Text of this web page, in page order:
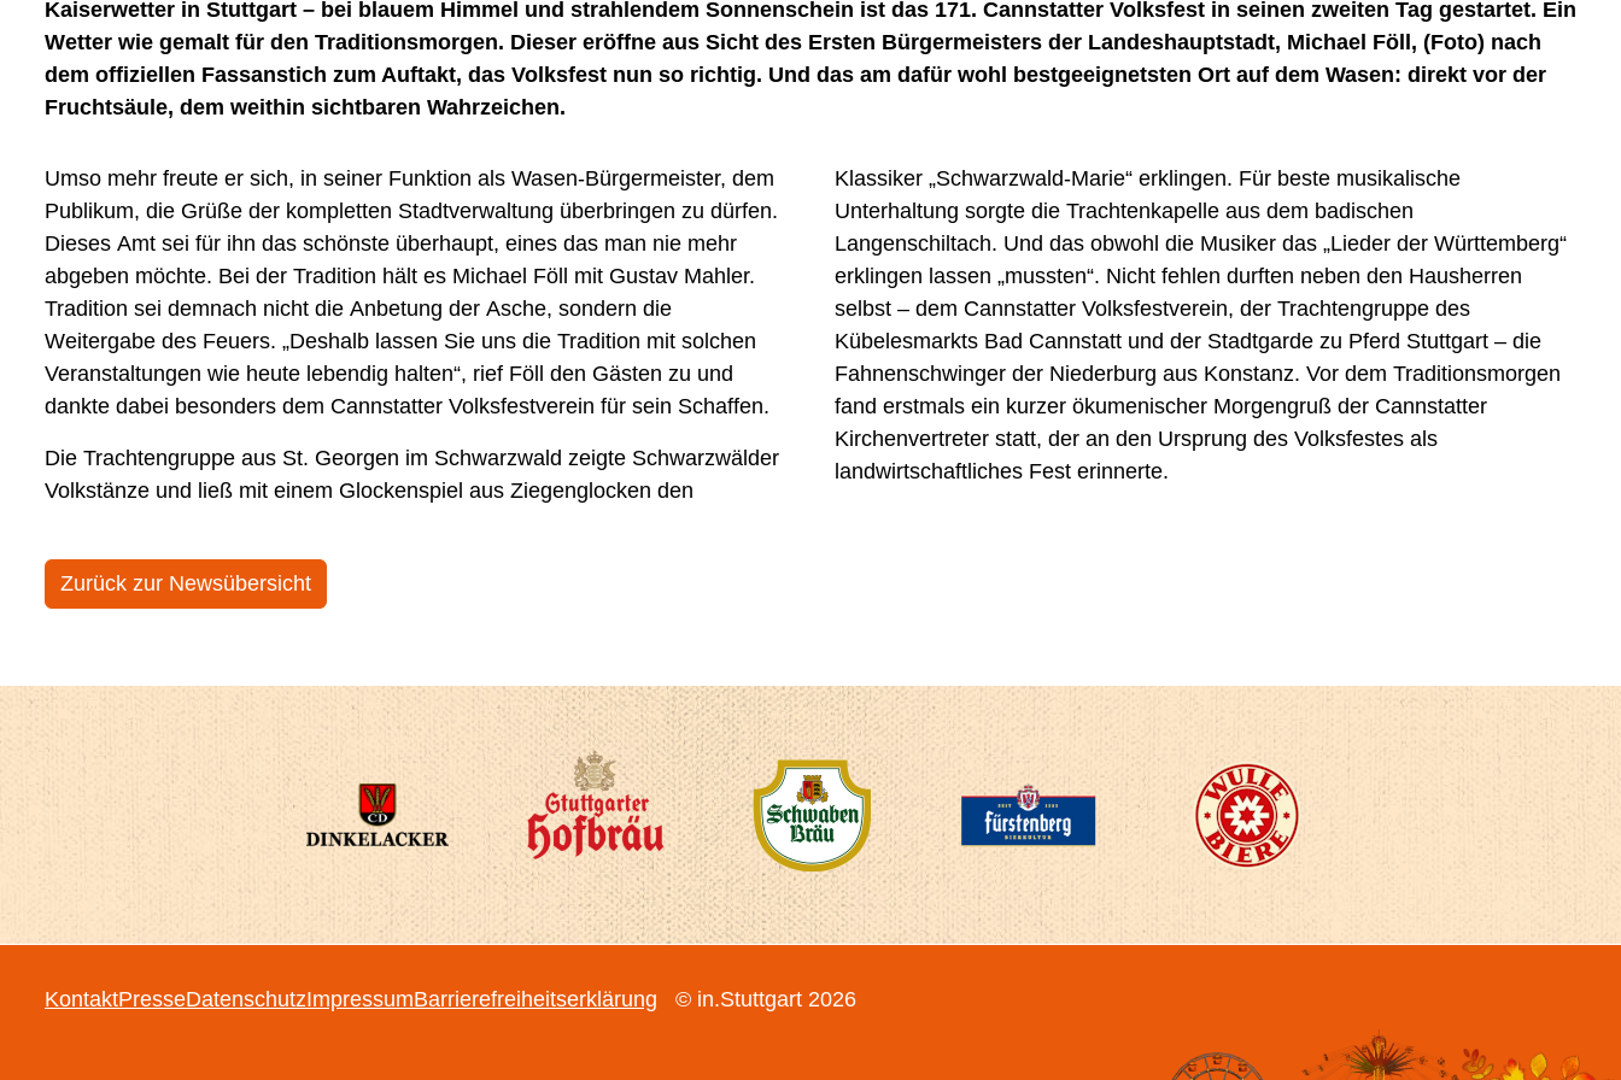
Kaiserwetter in Stuttgart – bei blauem Himmel und strahlendem Sonnenschein ist das 171. Cannstatter Volksfest in seinen zweiten Tag gestartet. Ein
Wetter wie gemalt für den Traditionsmorgen. Dieser eröffne aus Sicht des Ersten Bürgermeisters der Landeshauptstadt, Michael Föll, (Foto) nach
dem offiziellen Fassanstich zum Auftakt, das Volksfest nun so richtig. Und das am dafür wohl bestgeeignetsten Ort auf dem Wasen: direkt vor der
Fruchtsäule, dem weithin sichtbaren Wahrzeichen.
Umso mehr freute er sich, in seiner Funktion als Wasen-Bürgermeister, dem
Publikum, die Grüße der kompletten Stadtverwaltung überbringen zu dürfen.
Dieses Amt sei für ihn das schönste überhaupt, eines das man nie mehr
abgeben möchte. Bei der Tradition hält es Michael Föll mit Gustav Mahler.
Tradition sei demnach nicht die Anbetung der Asche, sondern die
Weitergabe des Feuers. „Deshalb lassen Sie uns die Tradition mit solchen
Veranstaltungen wie heute lebendig halten“, rief Föll den Gästen zu und
dankte dabei besonders dem Cannstatter Volksfestverein für sein Schaffen.
Die Trachtengruppe aus St. Georgen im Schwarzwald zeigte Schwarzwälder
Volkstänze und ließ mit einem Glockenspiel aus Ziegenglocken den
Klassiker „Schwarzwald-Marie“ erklingen. Für beste musikalische
Unterhaltung sorgte die Trachtenkapelle aus dem badischen
Langenschiltach. Und das obwohl die Musiker das „Lieder der Württemberg“
erklingen lassen „mussten“. Nicht fehlen durften neben den Hausherren
selbst – dem Cannstatter Volksfestverein, der Trachtengruppe des
Kübelesmarkts Bad Cannstatt und der Stadtgarde zu Pferd Stuttgart – die
Fahnenschwinger der Niederburg aus Konstanz. Vor dem Traditionsmorgen
fand erstmals ein kurzer ökumenischer Morgengruß der Cannstatter
Kirchenvertreter statt, der an den Ursprung des Volksfestes als
landwirtschaftliches Fest erinnerte.
Zurück zur Newsübersicht
KontaktPresseDatenschutzImpressumBarrierefreiheitserklärung © in.Stuttgart 2026